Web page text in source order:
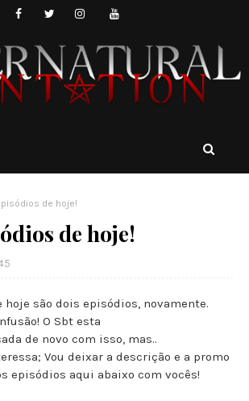
de hoje!
de hoje!
hoje são dois episódios, novamente.
O Sbt esta
de novo com isso, mas..
Vou deixar a descrição e a promo
episódios aqui abaixo com vocês!